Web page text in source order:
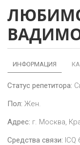
ИНФОРМАЦИЯ
Статус репетитора:
Пол: Жен.
Адрес: г. Москва,
Средства связи: ICQ